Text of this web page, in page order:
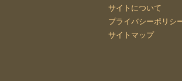
サイトについて
プライバシーポリシ
サイトマップ